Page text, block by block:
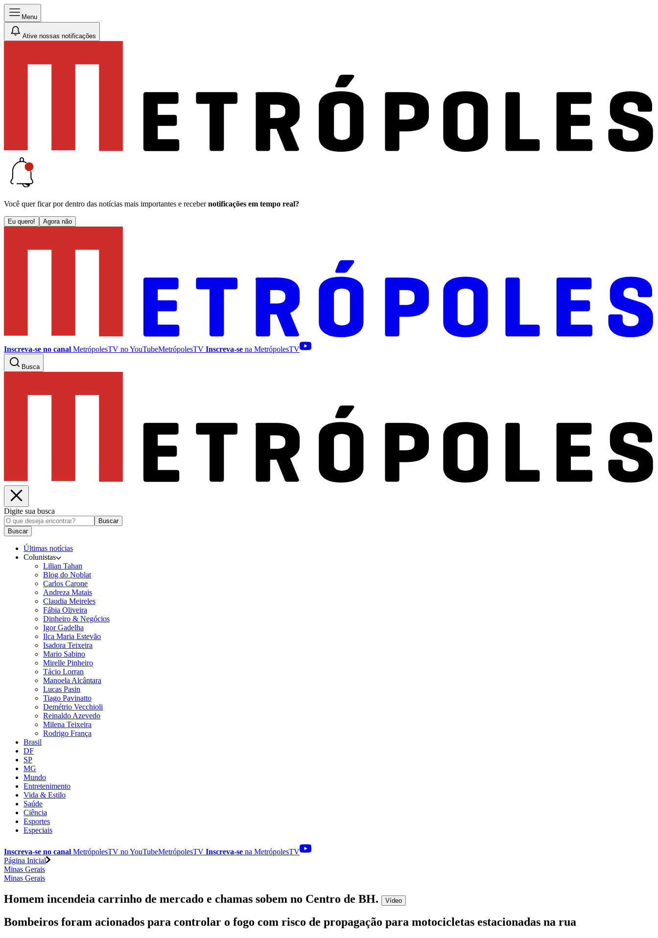
Menu
Ative nossas notificações
Você quer ficar por dentro das notícias mais importantes e receber notificações em tempo real?
Eu quero! Agora não
Inscreva-se no canal MetrópolesTV noYouTubeMetrópolesTV Inscreva-se na MetrópolesTV
Busca
Digite sua busca
Buscar
Buscar
Últimas notícias
Colunistas
Lilian Tahan
Blog do Noblat
Carlos Carone
Andreza Matais
Claudia Meireles
Fábia Oliveira
Dinheiro & Negócios
Igor Gadelha
Ilca Maria Estevão
Isadora Teixeira
Mario Sabino
Mirelle Pinheiro
Tácio Lorran
Manoela Alcântara
Lucas Pasin
Tiago Pavinatto
Demétrio Vecchioli
Reinaldo Azevedo
Milena Teixeira
Rodrigo França
Brasil
DF
SP
MG
Mundo
Entretenimento
Vida & Estilo
Saúde
Ciência
Esportes
Especiais
Inscreva-se no canal MetrópolesTV noYouTubeMetrópolesTV Inscreva-se na MetrópolesTV
Página Inicial
Minas Gerais
Minas Gerais
Homem incendeia carrinho de mercado e chamas sobem no Centro de BH. Vídeo
Bombeiros foram acionados para controlar o fogo com risco de propagação para motocicletas estacionadas na rua